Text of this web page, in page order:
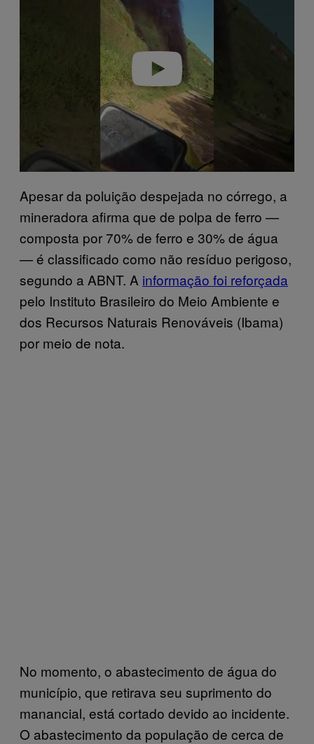
Apesar da poluição despejada no córrego, a
mineradora afirma que de polpa de ferro —
composta por 70% de ferro e 30% de água
— é classificado como não resíduo perigoso,
segundo a ABNT. A informação foi reforçada
pelo Instituto Brasileiro do Meio Ambiente e
dos Recursos Naturais Renováveis (Ibama)
por meio de nota.
No momento, o abastecimento de água do
município, que retirava seu suprimento do
manancial, está cortado devido ao incidente.
O abastecimento da população de cerca de